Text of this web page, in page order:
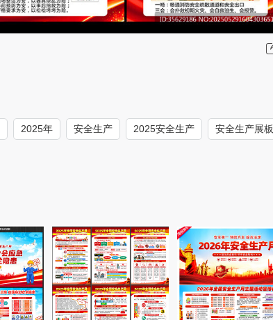
2025年 安全生产 2025安全生产 安全生产展板